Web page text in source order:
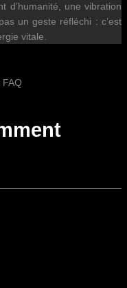
d’humanité, une vibration
un geste réfléchi : c’est
vitale.
FAQ